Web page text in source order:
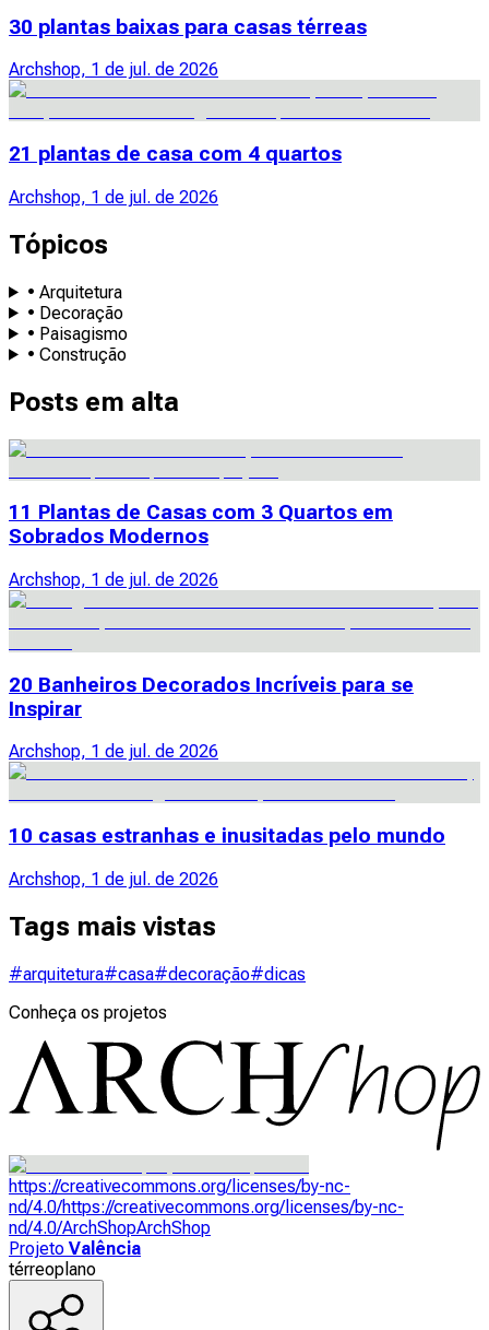
30 plantas baixas para casas térreas
Archshop, 1 de jul. de 2026
21 plantas de casa com 4 quartos
Archshop, 1 de jul. de 2026
Tópicos
• Arquitetura
• Decoração
• Paisagismo
• Construção
Posts em alta
11 Plantas de Casas com 3 Quartos em
Sobrados Modernos
Archshop, 1 de jul. de 2026
20 Banheiros Decorados Incríveis para se
Inspirar
Archshop, 1 de jul. de 2026
10 casas estranhas e inusitadas pelo mundo
Archshop, 1 de jul. de 2026
Tags mais vistas
#arquitetura#casa#decoração#dicas
Conheça os projetos
https://creativecommons.org/licenses/by-nc-
nd/4.0/https://creativecommons.org/licenses/by-nc-
nd/4.0/ArchShopArchShop
Projeto Valência
térreoplano